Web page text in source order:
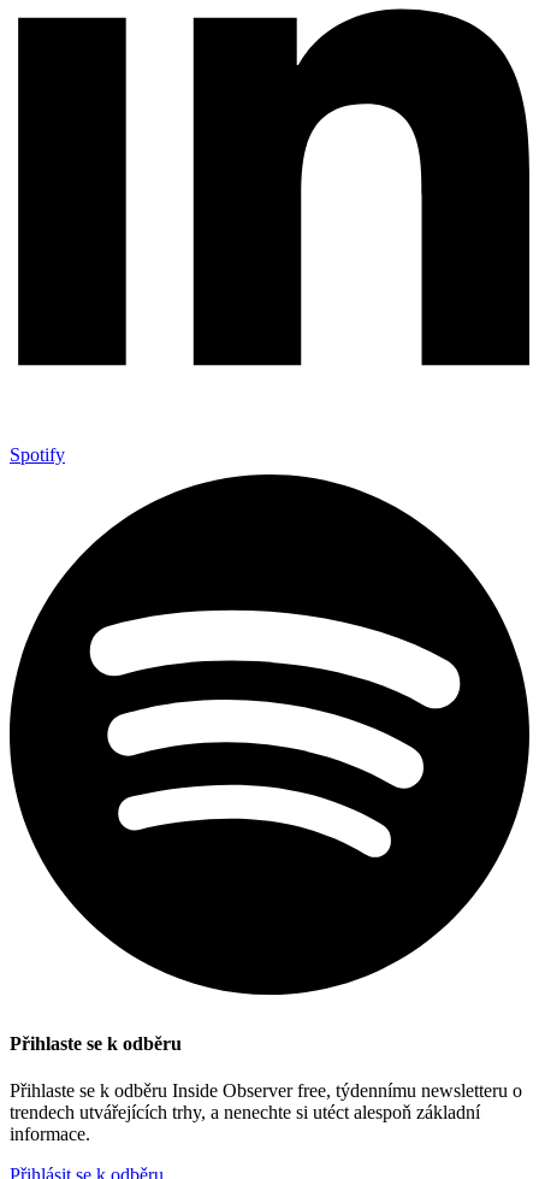
Spotify
Přihlaste se k odběru
Přihlaste se k odběru Inside Observer free, týdennímu newsletteru o
trendech utvářejících trhy, a nenechte si utéct alespoň základní
informace.